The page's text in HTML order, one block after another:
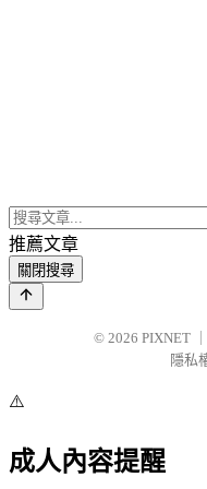
推薦文章
關閉搜尋
© 2026 PIXNET
隱私
⚠️
成人內容提醒